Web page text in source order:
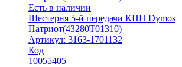
Есть в наличии
Шестерня 5-й передачи КПП Dymos
Патриот(43280Т01310)
Артикул: 3163-1701132
Код
10055405